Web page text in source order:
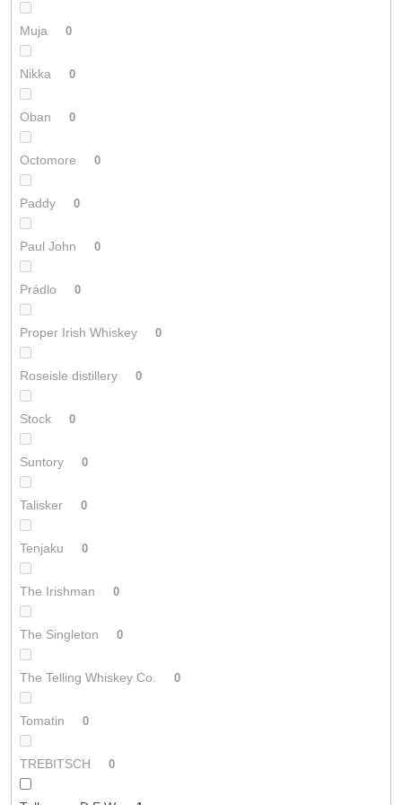
Muja 0
Nikka 0
Oban 0
Octomore 0
Paddy 0
Paul John 0
Prádlo 0
Proper Irish Whiskey 0
Roseisle distillery 0
Stock 0
Suntory 0
Talisker 0
Tenjaku 0
The Irishman 0
The Singleton 0
The Telling Whiskey Co. 0
Tomatin 0
TREBITSCH 0